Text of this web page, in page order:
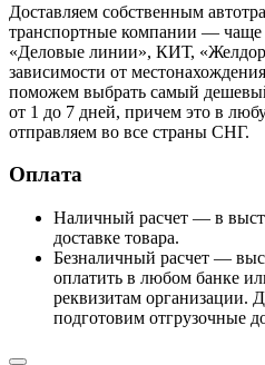
Доставляем собственным
транспортные компании —
«Деловые линии», КИТ,
зависимости от
поможем выбрать самый
от 1 до 7 дней, причем это в
отправляем во все страны СНГ.
Оплата
Наличный расчет — в
доставке товара.
Безналичный расчет —
оплатить в любом банке
реквизитам организации.
подготовим отгрузочные